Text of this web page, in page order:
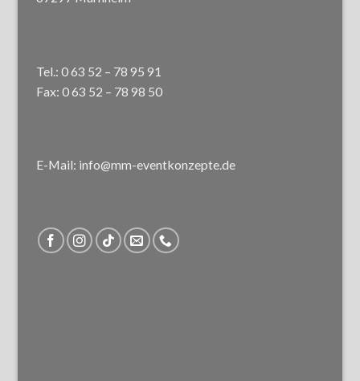
Tel.: 0 63 52 – 78 95 91
Fax: 0 63 52 – 78 98 50
E-Mail: info@mm-eventkonzepte.de